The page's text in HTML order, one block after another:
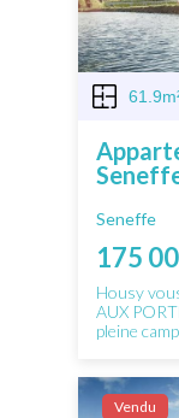
Seneffe
175
Housy
AUX
pleine
Vendu